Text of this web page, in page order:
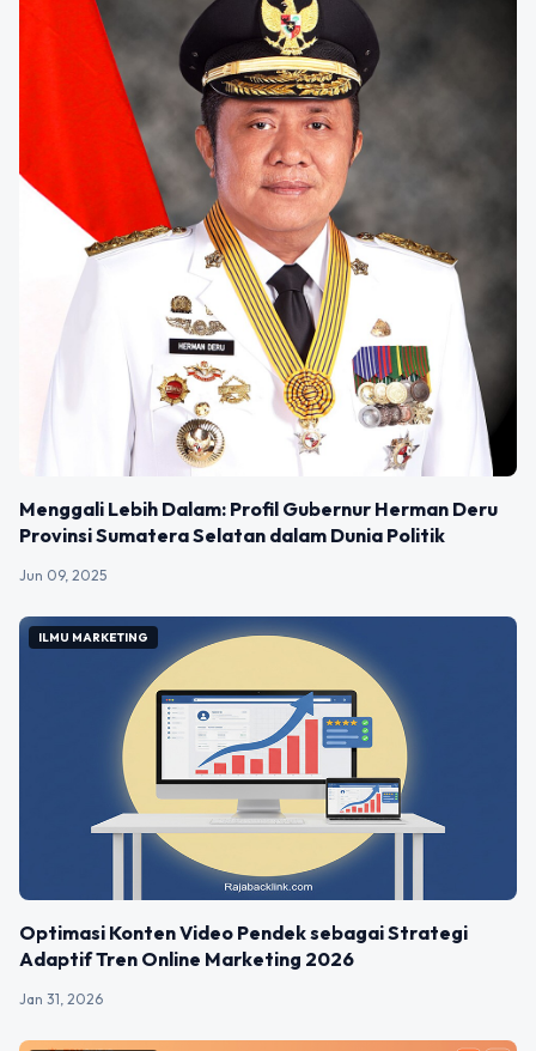
Menggali Lebih Dalam: Profil Gubernur Herman Deru
Provinsi Sumatera Selatan dalam Dunia Politik
Jun 09, 2025
ILMU MARKETING
Optimasi Konten Video Pendek sebagai Strategi
Adaptif Tren Online Marketing 2026
Jan 31, 2026